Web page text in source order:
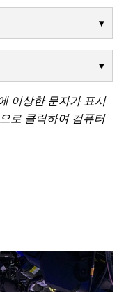
이상한 문자가 표시
로 클릭하여 컴퓨터